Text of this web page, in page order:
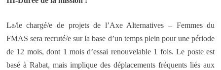
La/le chargé/e de projets de l’Axe Alternatives – Femmes du
FMAS sera recruté/e sur la base d’un temps plein pour une période
de 12 mois, dont 1 mois d’essai renouvelable 1 fois. Le poste est
basé à Rabat, mais implique des déplacements fréquents liés aux